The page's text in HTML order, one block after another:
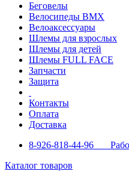
Беговелы
Велосипеды BMX
Велоаксессуары
Шлемы для взрослых
Шлемы для детей
Шлемы FULL FACE
Запчасти
Защита
Контакты
Оплата
Доставка
8-926-818-44-96
Каталог товаров